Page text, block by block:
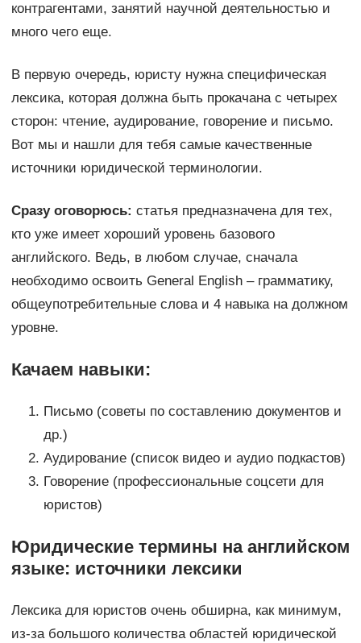
контрагентами, занятий научной деятельностью и
много чего еще.
В первую очередь, юристу нужна специфическая
лексика, которая должна быть прокачана с четырех
сторон: чтение, аудирование, говорение и письмо.
Вот мы и нашли для тебя самые качественные
источники юридической терминологии.
Сразу оговорюсь: статья предназначена для тех,
кто уже имеет хороший уровень базового
английского. Ведь, в любом случае, сначала
необходимо освоить General English – грамматику,
общеупотребительные слова и 4 навыка на должном
уровне.
Качаем навыки:
Письмо (советы по составлению документов и
др.)
Аудирование (список видео и аудио подкастов)
Говорение (профессиональные соцсети для
юристов)
Юридические термины на английском
языке: источники лексики
Лексика для юристов очень обширна, как минимум,
из-за большого количества областей юридической